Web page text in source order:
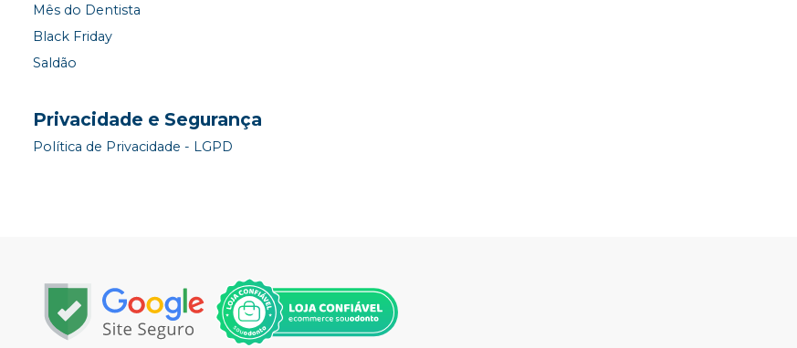
Mês do Dentista
Black Friday
Saldão
Privacidade e Segurança
Política de Privacidade - LGPD